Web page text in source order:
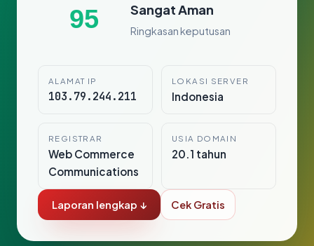
95 Sangat Aman
Ringkasan keputusan
ALAMAT IP
103.79.244.211
LOKASI SERVER
Indonesia
REGISTRAR
Web Commerce
Communications
USIA DOMAIN
20.1 tahun
Laporan lengkap ↓ Cek Gratis